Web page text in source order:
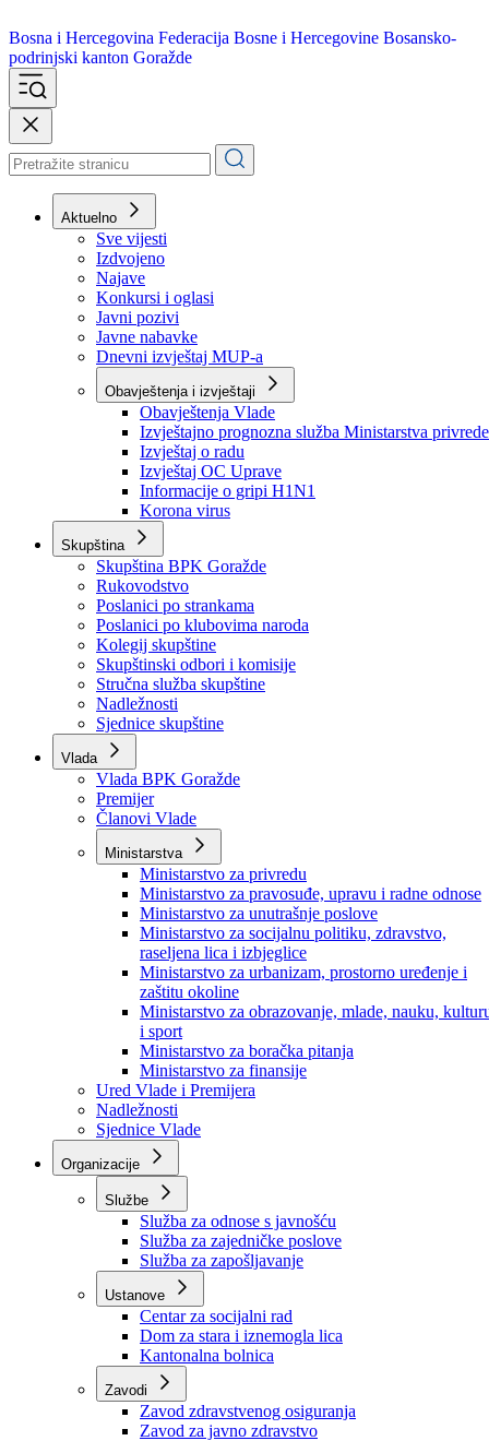
Bosna i Hercegovina
podrinjski kanton Goražde
Aktuelno
Sve vijesti
Izdvojeno
Najave
Konkursi i oglasi
Javni pozivi
Javne nabavke
Dnevni izvještaj MUP-a
Obavještenja i izvještaji
Obavještenja Vlade
Izvještajno prognozna služba Ministarstva privrede
Izvještaj o radu
Izvještaj OC Uprave
Informacije o gripi H1N1
Korona virus
Skupština
Skupština BPK Goražde
Rukovodstvo
Poslanici po strankama
Poslanici po klubovima naroda
Kolegij skupštine
Skupštinski odbori i komisije
Stručna služba skupštine
Nadležnosti
Sjednice skupštine
Vlada
Vlada BPK Goražde
Premijer
Članovi Vlade
Ministarstva
Ministarstvo za privredu
Ministarstvo za pravosuđe, upravu i radne odnose
Ministarstvo za unutrašnje poslove
Ministarstvo za socijalnu politiku, zdravstvo,
raseljena lica i izbjeglice
Ministarstvo za urbanizam, prostorno uređenje i
zaštitu okoline
Ministarstvo za obrazovanje, mlade, nauku,
i sport
Ministarstvo za boračka pitanja
Ministarstvo za finansije
Ured Vlade i Premijera
Nadležnosti
Sjednice Vlade
Organizacije
Službe
Služba za odnose s javnošću
Služba za zajedničke poslove
Služba za zapošljavanje
Ustanove
Centar za socijalni rad
Dom za stara i iznemogla lica
Kantonalna bolnica